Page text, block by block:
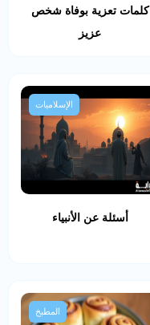
كلمات تعزية بوفاة شخص
عزيز
الإسلاميات
أسئلة عن الأنبياء
المطبخ